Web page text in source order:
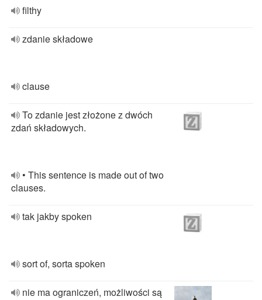
filthy
zdanie składowe
clause
To zdanie jest złożone z dwóch
zdań składowych.
• This sentence is made out of two
clauses.
tak jakby spoken
sort of, sorta spoken
nie ma ograniczeń, możliwości są